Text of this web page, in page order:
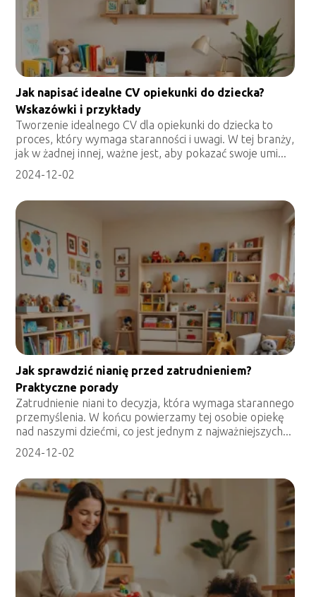
Jak napisać idealne CV opiekunki do dziecka?
Wskazówki i przykłady
Tworzenie idealnego CV dla opiekunki do dziecka to
proces, który wymaga staranności i uwagi. W tej branży,
jak w żadnej innej, ważne jest, aby pokazać swoje umi...
2024-12-02
Jak sprawdzić nianię przed zatrudnieniem?
Praktyczne porady
Zatrudnienie niani to decyzja, która wymaga starannego
przemyślenia. W końcu powierzamy tej osobie opiekę
nad naszymi dziećmi, co jest jednym z najważniejszych...
2024-12-02